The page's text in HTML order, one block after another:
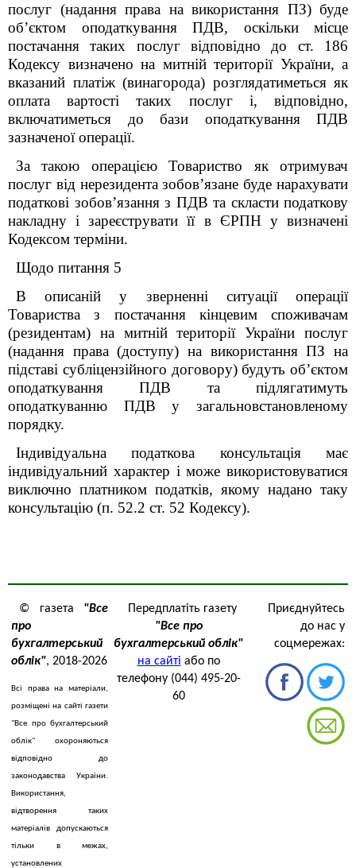
послуг (надання права на використання ПЗ) буде
об’єктом оподаткування ПДВ, оскільки місце
постачання таких послуг відповідно до ст. 186
Кодексу визначено на митній території України, а
вказаний платіж (винагорода) розглядатиметься як
оплата вартості таких послуг і, відповідно,
включатиметься до бази оподаткування ПДВ
зазначеної операції.
За такою операцією Товариство як отримувач
послуг від нерезидента зобов’язане буде нарахувати
податкові зобов’язання з ПДВ та скласти податкову
накладну і зареєструвати її в ЄРПН у визначені
Кодексом терміни.
Щодо питання 5
В описаній у зверненні ситуації операції
Товариства з постачання кінцевим споживачам
(резидентам) на митній території України послуг
(надання права (доступу) на використання ПЗ на
підставі субліцензійного договору) будуть об’єктом
оподаткування ПДВ та підлягатимуть
оподаткуванню ПДВ у загальновстановленому
порядку.
Індивідуальна податкова консультація має
індивідуальний характер і може використовуватися
виключно платником податків, якому надано таку
консультацію (п. 52.2 ст. 52 Кодексу).
© газета "Все
про
бухгалтерський
облік", 2018-2026
Всі права на матеріали,
розміщені на сайті газети
"Все про бухгалтерський
облік" охороняються
відповідно до
законодавства України.
Використання,
відтворення таких
матеріалів допускаються
тільки в межах,
установлених
Передплатіть газету
"Все про
бухгалтерський облік"
на сайті або по
телефону (044) 495-20-
60
Приєднуйтесь
до нас у
соцмережах: